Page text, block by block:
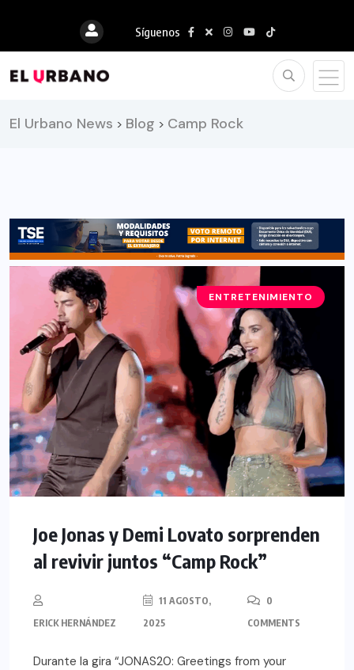
Síguenos
El Urbano News > Blog > Camp Rock
ENTRETENIMIENTO
Joe Jonas y Demi Lovato sorprenden
al revivir juntos “Camp Rock”
ERICK HERNÁNDEZ
11 AGOSTO,
2025
0
COMMENTS
Durante la gira “JONAS20: Greetings from your